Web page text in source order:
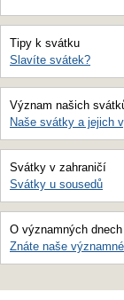
Tipy k svátku
Slavíte svátek?
Význam našich
Naše svátky a jejich
Svátky v zahraničí
Svátky u sousedů
O významných dnech
Znáte naše